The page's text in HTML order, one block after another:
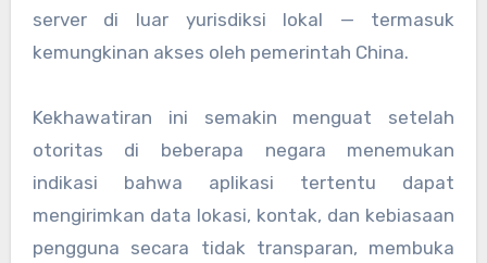
server di luar yurisdiksi lokal — termasuk
kemungkinan akses oleh pemerintah China.
Kekhawatiran ini semakin menguat setelah
otoritas di beberapa negara menemukan
indikasi bahwa aplikasi tertentu dapat
mengirimkan data lokasi, kontak, dan kebiasaan
pengguna secara tidak transparan, membuka